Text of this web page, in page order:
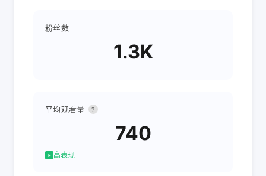
粉丝数
1.3K
平均观看量 ?
740
高表现